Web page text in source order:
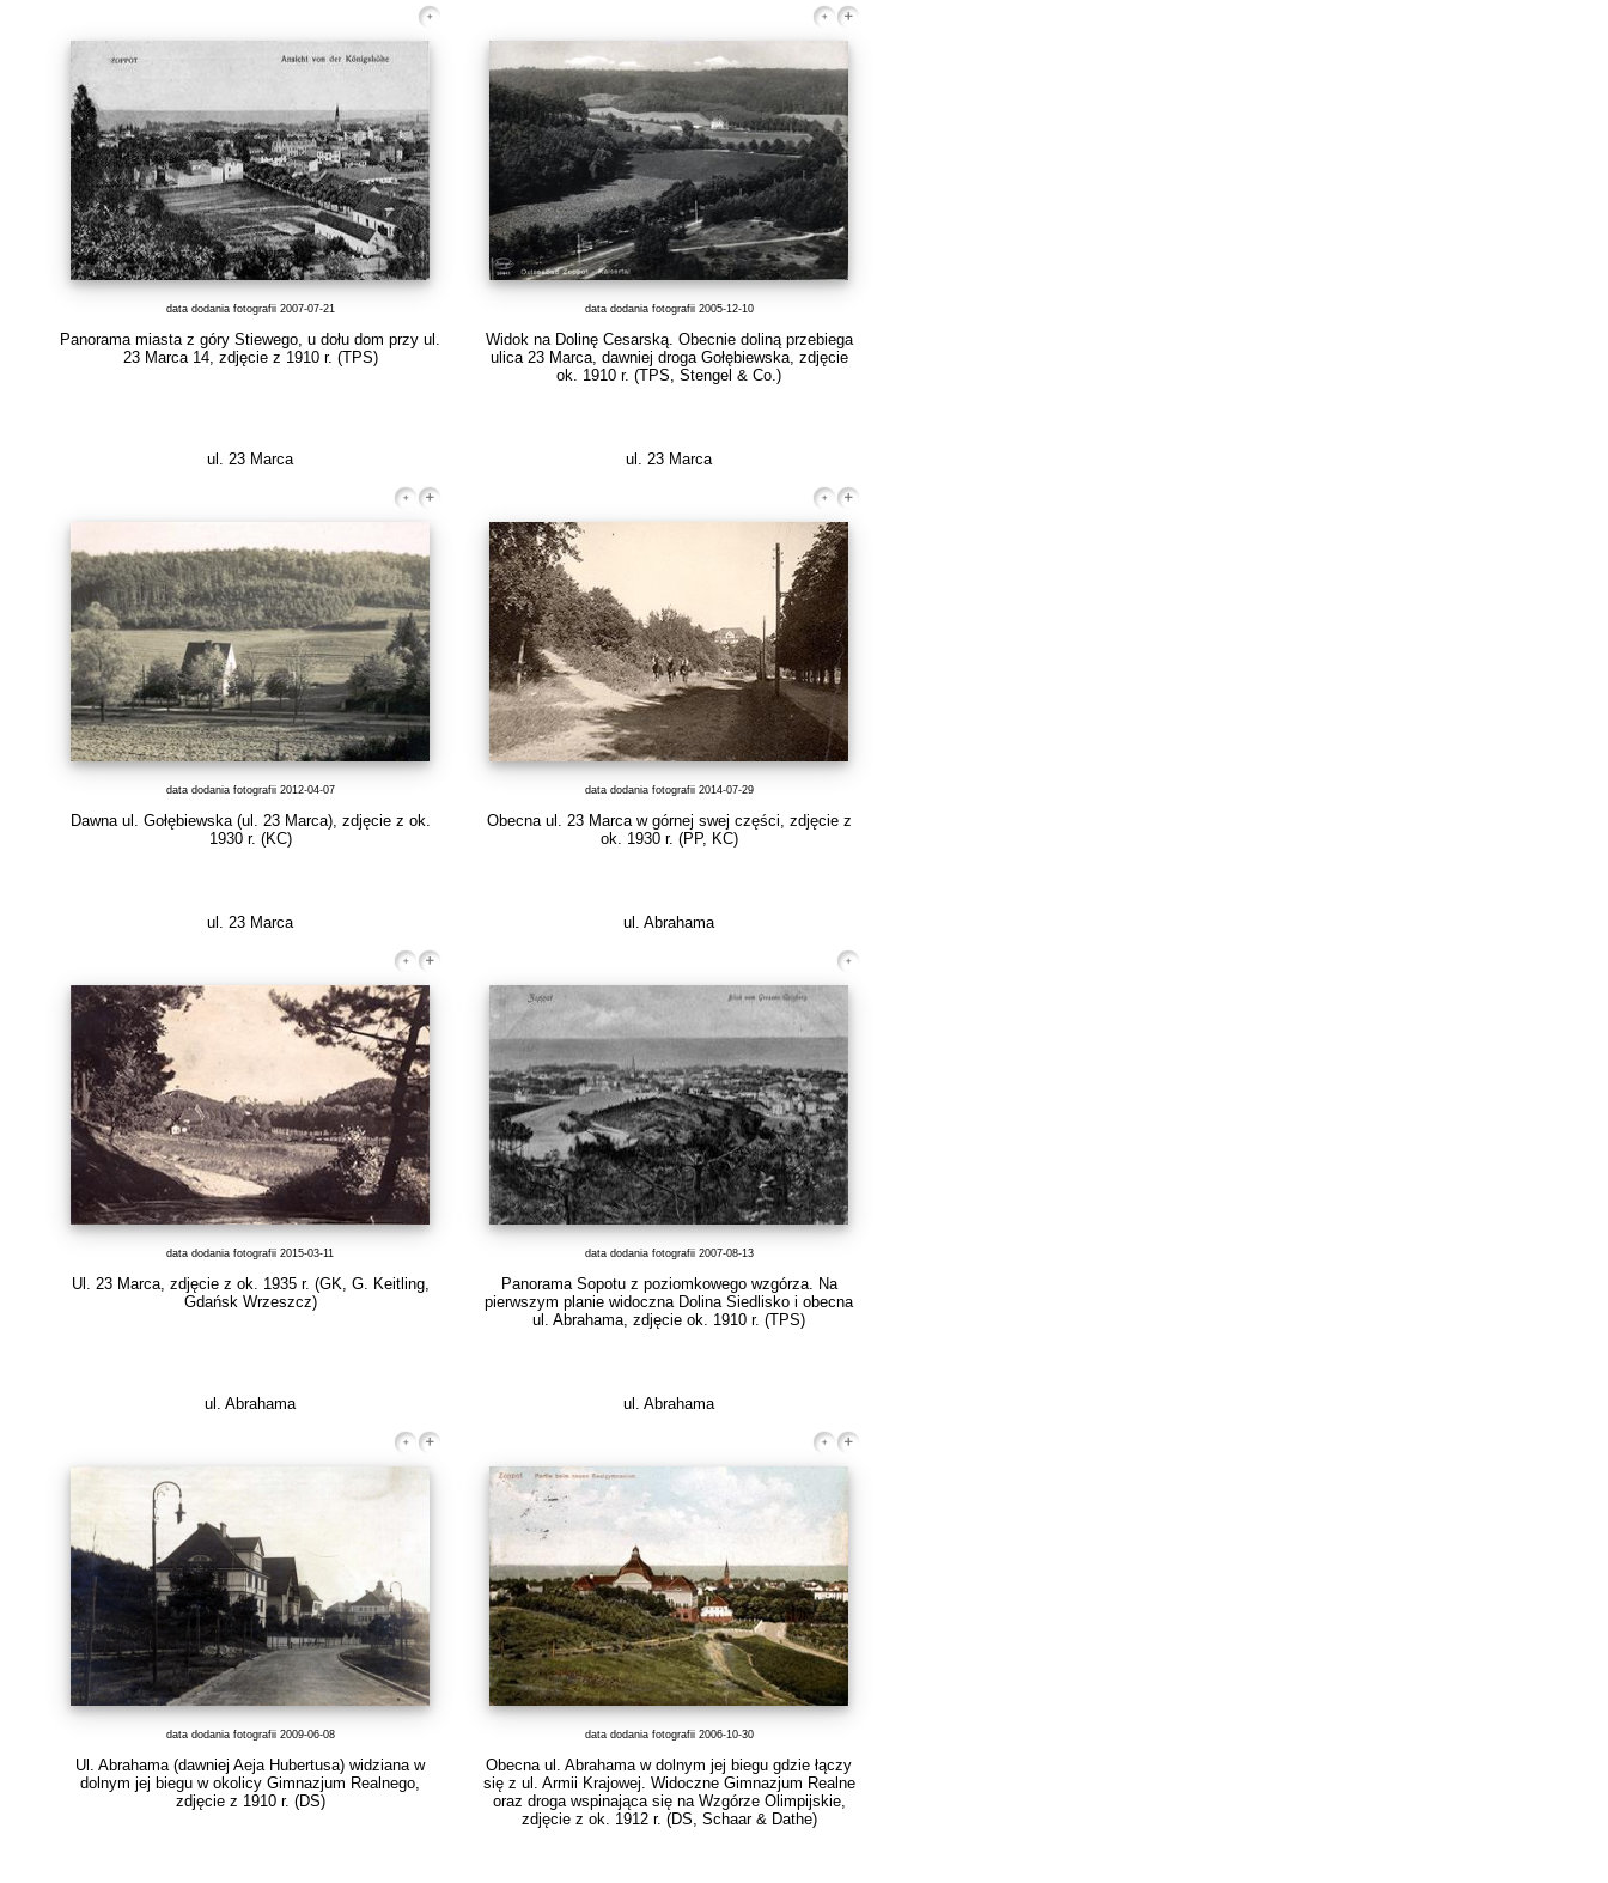
data dodania fotografii 2007-07-21
Panorama miasta z góry Stiewego, u dołu dom przy ul.
23 Marca 14, zdjęcie z 1910 r. (TPS)
data dodania fotografii 2005-12-10
Widok na Dolinę Cesarską. Obecnie doliną przebiega
ulica 23 Marca, dawniej droga Gołębiewska, zdjęcie
ok. 1910 r. (TPS, Stengel & Co.)
ul. 23 Marca
data dodania fotografii 2012-04-07
Dawna ul. Gołębiewska (ul. 23 Marca), zdjęcie z ok.
1930 r. (KC)
ul. 23 Marca
data dodania fotografii 2014-07-29
Obecna ul. 23 Marca w górnej swej części, zdjęcie z
ok. 1930 r. (PP, KC)
ul. 23 Marca
data dodania fotografii 2015-03-11
Ul. 23 Marca, zdjęcie z ok. 1935 r. (GK, G. Keitling,
Gdańsk Wrzeszcz)
ul. Abrahama
data dodania fotografii 2007-08-13
Panorama Sopotu z poziomkowego wzgórza. Na
pierwszym planie widoczna Dolina Siedlisko i obecna
ul. Abrahama, zdjęcie ok. 1910 r. (TPS)
ul. Abrahama
data dodania fotografii 2009-06-08
Ul. Abrahama (dawniej Aeja Hubertusa) widziana w
dolnym jej biegu w okolicy Gimnazjum Realnego,
zdjęcie z 1910 r. (DS)
ul. Abrahama
data dodania fotografii 2006-10-30
Obecna ul. Abrahama w dolnym jej biegu gdzie łączy
się z ul. Armii Krajowej. Widoczne Gimnazjum Realne
oraz droga wspinająca się na Wzgórze Olimpijskie,
zdjęcie z ok. 1912 r. (DS, Schaar & Dathe)